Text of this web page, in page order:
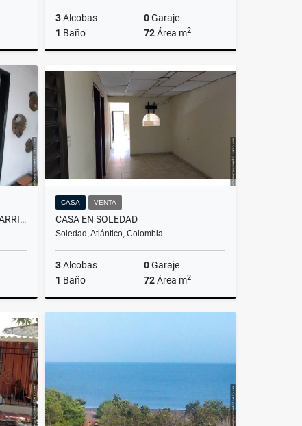
Venta
3Alcobas 0Garaje
1 Baño 72Área m2
Venta
$140.000.000
APARTAMENTO EN CONJUNTO BARRIO LA VICTORIA
Venta
CASA VENTA
CASA EN SOLEDAD
Soledad, Atlántico, Colombia
3Alcobas 0Garaje
1 Baño 72Área m2